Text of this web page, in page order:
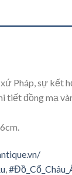
Pháp, sự kết
tiết đồng mạ